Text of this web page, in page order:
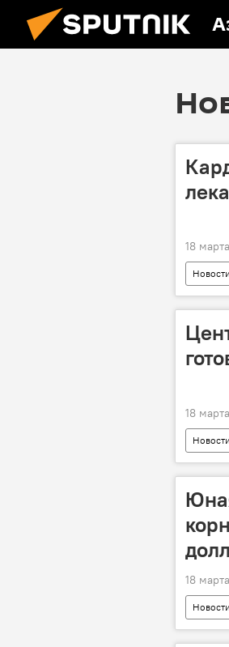
18
Новости
18
Новости
18
Новости